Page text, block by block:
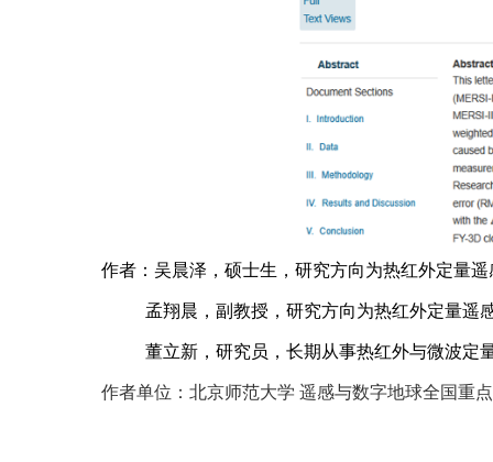
作者：吴晨泽，硕士生，研究方向为热红外定量
孟翔晨，副教授，研究方向为热红外定量遥
董立新，研究员，长期从事热红外与微波定量
作者单位：北京师范大学 遥感与数字地球全国重